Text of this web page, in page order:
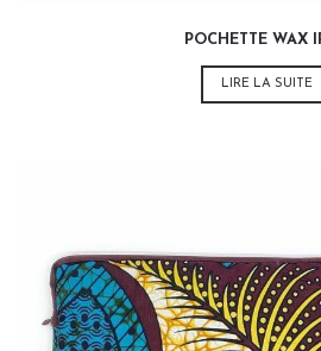
POCHETTE WAX
LIRE LA SUITE